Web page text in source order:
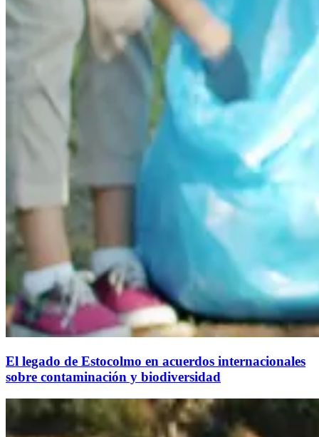
El legado de Estocolmo en acuerdos internacionales
sobre contaminación y biodiversidad